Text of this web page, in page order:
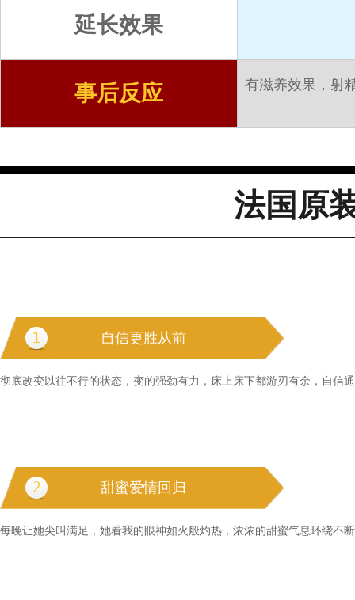
延长效果
事后反应 有滋养效果，射
法国原
自信更胜从前
彻底改变以往不行的状态，变的强劲有力，床上床下都游刃有余，自信
甜蜜爱情回归
每晚让她尖叫满足，她看我的眼神如火般灼热，浓浓的甜蜜气息环绕不